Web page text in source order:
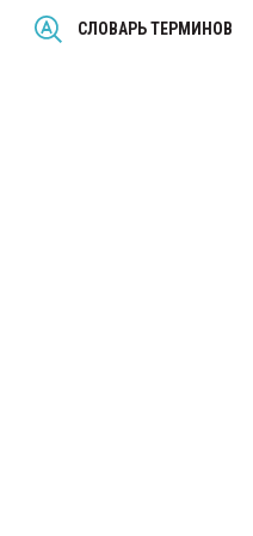
СЛОВАРЬ ТЕРМИНОВ